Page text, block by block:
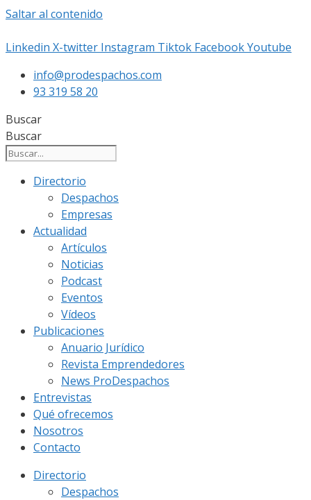
Saltar al contenido
Linkedin X-twitter Instagram Tiktok FacebookYoutube
info@prodespachos.com
93 319 58 20
Buscar
Buscar
Directorio
Despachos
Empresas
Actualidad
Artículos
Noticias
Podcast
Eventos
Vídeos
Publicaciones
Anuario Jurídico
Revista Emprendedores
News ProDespachos
Entrevistas
Qué ofrecemos
Nosotros
Contacto
Directorio
Despachos